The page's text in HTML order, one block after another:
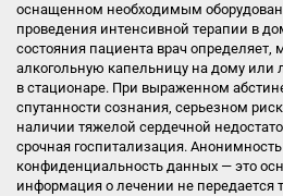
оснащенном необходимым
проведения интенсивной терапии в
состояния пациента врач определяет,
алкогольную капельницу на дому или
в стационаре. При выраженном
спутанности сознания, серьезном
наличии тяжелой сердечной
срочная госпитализация.
конфиденциальность данных — это
информация о лечении не передается